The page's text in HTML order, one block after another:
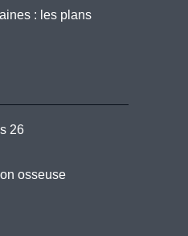
: les plans
26
osseuse